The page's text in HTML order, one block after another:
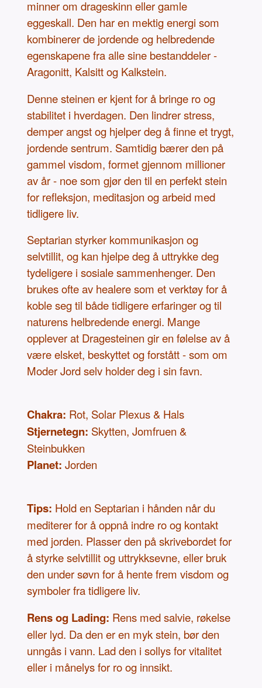
minner om drageskinn eller gamle
eggeskall. Den har en mektig energi som
kombinerer de jordende og helbredende
egenskapene fra alle sine bestanddeler -
Aragonitt, Kalsitt og Kalkstein.
Denne steinen er kjent for å bringe ro og
stabilitet i hverdagen. Den lindrer stress,
demper angst og hjelper deg å finne et trygt,
jordende sentrum. Samtidig bærer den på
gammel visdom, formet gjennom millioner
av år - noe som gjør den til en perfekt stein
for refleksjon, meditasjon og arbeid med
tidligere liv.
Septarian styrker kommunikasjon og
selvtillit, og kan hjelpe deg å uttrykke deg
tydeligere i sosiale sammenhenger. Den
brukes ofte av healere som et verktøy for å
koble seg til både tidligere erfaringer og til
naturens helbredende energi. Mange
opplever at Dragesteinen gir en følelse av å
være elsket, beskyttet og forstått - som om
Moder Jord selv holder deg i sin favn.
Chakra: Rot, Solar Plexus & Hals
Stjernetegn: Skytten, Jomfruen &
Steinbukken
Planet: Jorden
Tips: Hold en Septarian i hånden når du
mediterer for å oppnå indre ro og kontakt
med jorden. Plasser den på skrivebordet for
å styrke selvtillit og uttrykksevne, eller bruk
den under søvn for å hente frem visdom og
symboler fra tidligere liv.
Rens og Lading: Rens med salvie, røkelse
eller lyd. Da den er en myk stein, bør den
unngås i vann. Lad den i sollys for vitalitet
eller i månelys for ro og innsikt.